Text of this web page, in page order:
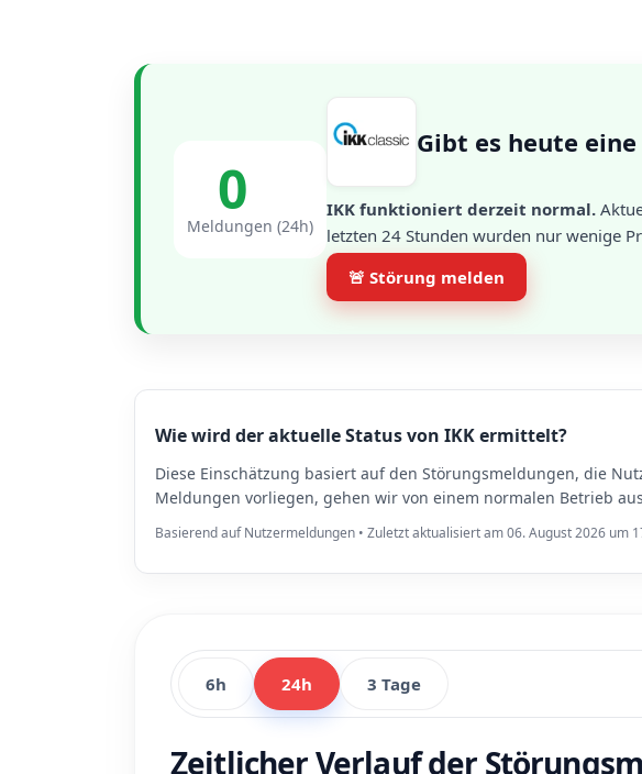
0
Meldungen (24h)
Gibt es heute
IKK funktioniert derzeit normal.
letzten 24 Stunden wurden nur wenige
🚨 Störung melden
Wie wird der aktuelle Status von IKK ermittelt?
Diese Einschätzung basiert auf den Störungsmeldungen, die
Meldungen vorliegen, gehen wir von einem normalen Betrieb
Basierend auf Nutzermeldungen • Zuletzt aktualisiert am 06. August 2026 um
6h 24h 3 Tage
Zeitlicher Verlauf der